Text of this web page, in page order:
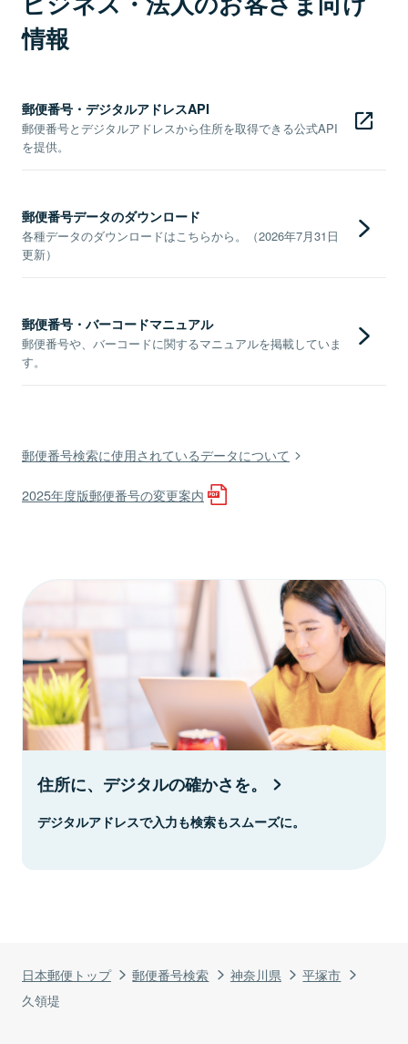
日本郵便トップ 郵便番号検索 神奈川県
平塚市
久領堤
情報
郵便番号・デジタルアドレスAPI
郵便番号とデジタルアドレスから住所を取得できる公式API
を提供。
郵便番号データのダウンロード
各種データのダウンロードはこちらから。（2026年7月31日
更新）
郵便番号・バーコードマニュアル
郵便番号や、バーコードに関するマニュアルを掲載していま
す。
郵便番号検索に使用されているデータについて
2025年度版郵便番号の変更案内
住所に、デジタルの確かさを。
デジタルアドレスで入力も検索もスムーズに。